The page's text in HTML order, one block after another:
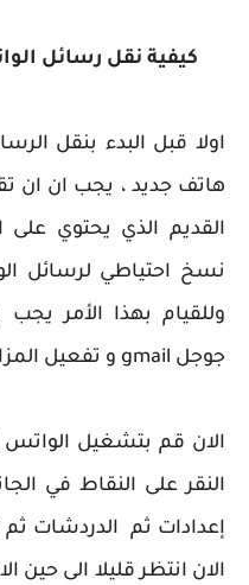
كيفية نقل رسائل
اولا قبل البدء بنقل
هاتف جديد ، يجب ان ان
القديم الذي يحتوي
نسخ احتياطي لرسائل
وللقيام بهذا الأمر
جوجل gmail و تفعيل المزامنة عليه .
الان قم بتشغيل
النقر على النقاط في
إعدادات ثم الدردشات
الان انتظر قليلا الى حين